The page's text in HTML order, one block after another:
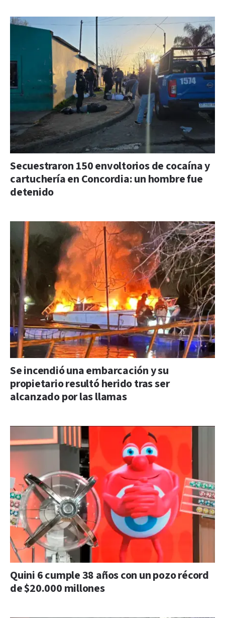
Secuestraron 150 envoltorios de cocaína y
cartuchería en Concordia: un hombre fue
detenido
Se incendió una embarcación y su
propietario resultó herido tras ser
alcanzado por las llamas
Quini 6 cumple 38 años con un pozo récord
de $20.000 millones